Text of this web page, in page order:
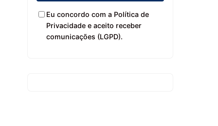
Eu concordo com a Política de
Privacidade e aceito receber
comunicações (LGPD).